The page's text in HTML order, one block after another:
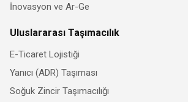
İnovasyon ve Ar-Ge
Uluslararası Taşımacılık
E-Ticaret Lojistiği
Yanıcı (ADR) Taşıması
Soğuk Zincir Taşımacılığı